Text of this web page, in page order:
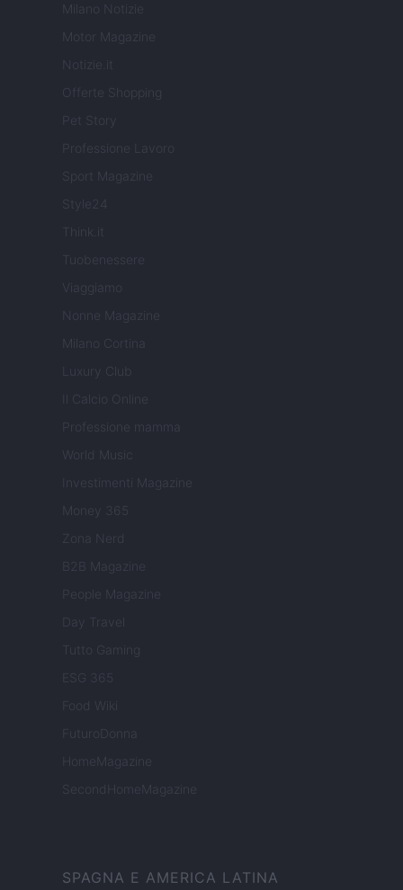
Milano Notizie
Motor Magazine
Notizie.it
Offerte Shopping
Professione Lavoro
Sport Magazine
Style24
Think.it
Tuobenessere
Viaggiamo
Nonne Magazine
Milano Cortina
Luxury Club
Il Calcio Online
Professione mamma
World Music
Investimenti Magazine
Money 365
Zona Nerd
B2B Magazine
People Magazine
Day Travel
Tutto Gaming
ESG 365
Food Wiki
FuturoDonna
HomeMagazine
SecondHomeMagazine
SPAGNA E AMERICA LATINA